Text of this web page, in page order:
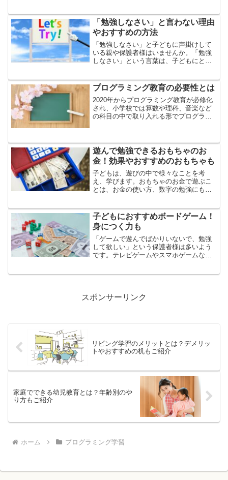
てしまいます。今回は、学...
「勉強しなさい」と言わない理由
やおすすめの方法
「勉強しなさい」と子どもに声掛けして
いる親や保護者様はいませんか。「勉強
しなさい」という言葉は、子どもにとっ
今回は、「勉強しなさい」と子どもに言
わない理由やおすすめの方...
プログラミング教育の必要性とは
2020年からプログラミング教育が必修化
され、小学校では算数や理科、音楽など
の科目の中で取り入れる形でプログラミ
し、どんな効果があるの...
遊んで勉強できるおもちゃのお
金！効果やおすすめのおもちゃも
子どもは、遊びの中で様々なことを考
え、学びます。おもちゃのお金で遊ぶこ
とは、お金の使い方、数字の勉強にもな
強できるおもちゃのお金や効果、おすす
めのおもちゃなどについてご...
子どもにおすすめボードゲーム！
身につく力も
「ゲームで遊んでばかりいないで、勉強
して欲しい」という保護者様は多いよう
です。テレビゲームやスマホゲームな
スポンサーリンク
リビング学習のメリットとは？デメリッ
トやおすすめの机もご紹介
家庭でできる幼児教育とは？年齢別のや
り方もご紹介
ホーム プログラミング学習